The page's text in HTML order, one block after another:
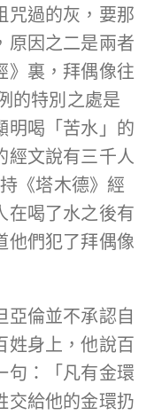
咒過的灰，要那
原因之二是兩者
》裏，拜偶像往
的特別之處是
明喝「苦水」的
經文說有三千人
《塔木德》經
在喝了水之後有
他們犯了拜偶像
亞倫並不承認自
姓身上，他說百
句：「凡有金環
交給他的金環扔